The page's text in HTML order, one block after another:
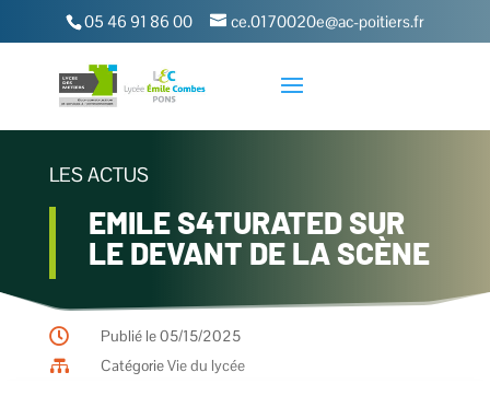
05 46 91 86 00 ce.0170020e@ac-poitiers.fr
LES ACTUS
EMILE S4TURATED SUR
LE DEVANT DE LA SCÈNE

Publié le 05/15/2025

CatégorieVie du lycée